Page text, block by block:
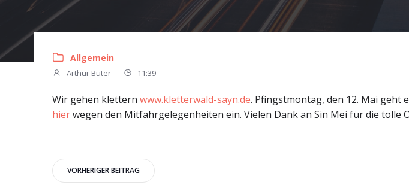
Allgemein
Arthur Büter - 11:39
Wir gehen klettern www.kletterwald-sayn.de. Pfingstmontag, den 12. Mai geht
hierwegen den Mitfahrgelegenheiten ein. Vielen Dank an Sin Mei für die tolle
Beitragsnavigation
VORHERIGER BEITRAG